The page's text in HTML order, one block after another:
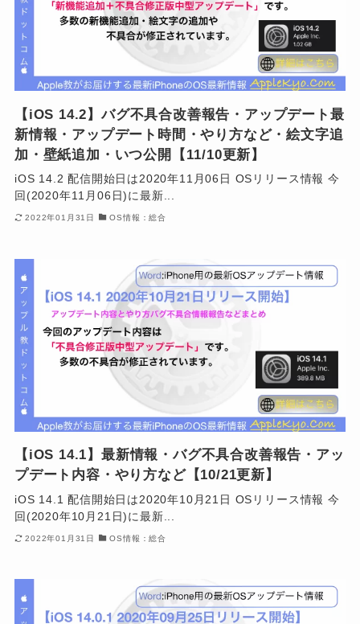
【iOS 14.2】バグ不具合改善報告・アップデート最
新情報・アップデート時間・やり方など・絵文字追
加・壁紙追加・いつ公開【11/10更新】
iOS 14.2 配信開始日は2020年11月06日 OSリリース情報 今
回(2020年11月06日)に最新...
2022年01月31日 OS情報：総合
【iOS 14.1】最新情報・バグ不具合改善報告・アッ
プデート内容・やり方など【10/21更新】
iOS 14.1 配信開始日は2020年10月21日 OSリリース情報 今
回(2020年10月21日)に最新...
2022年01月31日 OS情報：総合